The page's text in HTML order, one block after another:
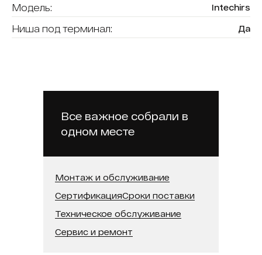
Модель: Intechirs
Ниша под терминал: Да
В реестре минпромторга:
Модель процессора:
Встроенная память (SSD):
Оперативная память:
Диагональ:
Все важное собрали в
одном месте
Монтаж и обслуживание
СертификацияСроки поставки
Техническое обслуживание
Сервис и ремонт